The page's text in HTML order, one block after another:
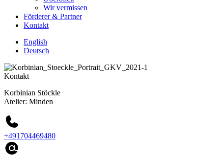
Wir vermissen
Förderer & Partner
Kontakt
English
Deutsch
Kontakt
Korbinian Stöckle
Atelier: Minden
+491704469480